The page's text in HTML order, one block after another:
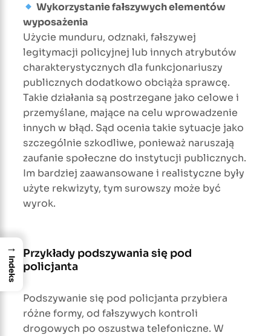
Wykorzystanie fałszywych elementów
wyposażenia
Użycie munduru, odznaki, fałszywej
legitymacji policyjnej lub innych atrybutów
charakterystycznych dla funkcjonariuszy
publicznych dodatkowo obciąża sprawcę.
Takie działania są postrzegane jako celowe i
przemyślane, mające na celu wprowadzenie
innych w błąd. Sąd ocenia takie sytuacje jako
szczególnie szkodliwe, ponieważ naruszają
zaufanie społeczne do instytucji publicznych.
Im bardziej zaawansowane i realistyczne były
użyte rekwizyty, tym surowszy może być
wyrok.
Przykłady podszywania się pod
policjanta
Podszywanie się pod policjanta przybiera
różne formy, od fałszywych kontroli
drogowych po oszustwa telefoniczne. W
→
Indeks